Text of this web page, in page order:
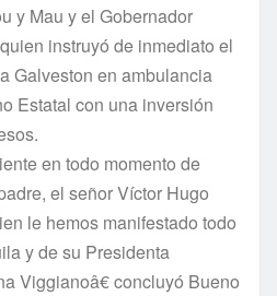
y Mau y el Gobernador
instruyó de inmediato el
Galveston en ambulancia
Estatal con una inversión
en todo momento de
el señor Ví­ctor Hugo
le hemos manifestado todo
y de su Presidenta
Viggianoâ€ concluyó Bueno